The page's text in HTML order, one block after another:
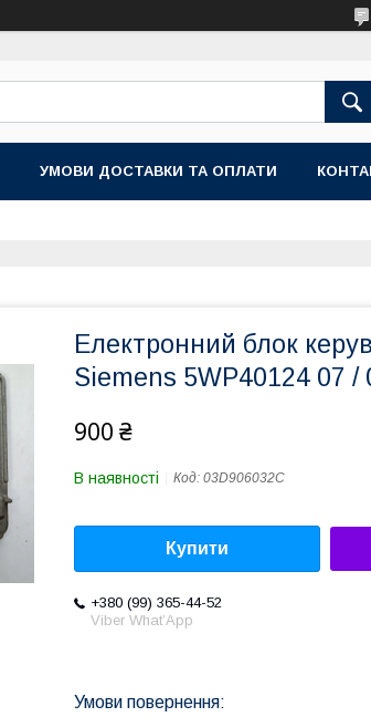
УМОВИ ДОСТАВКИ ТА ОПЛАТИ
Електронний блок
Siemens 5WP40124 07 /
900 ₴
В наявності Код: 03D906032C
Купити
+380 (99) 365-44-52
Viber What’App